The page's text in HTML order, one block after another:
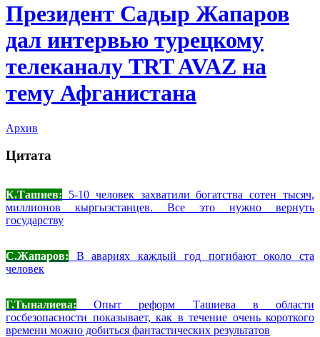
Президент Садыр Жапаров
дал интервью турецкому
телеканалу TRT AVAZ на
тему Афганистана
Архив
Цитата
К.Ташиев: 5-10 человек захватили богатства сотен тысяч,
миллионов кыргызстанцев. Все это нужно вернуть
государству
С.Жапаров: В авариях каждый год погибают около ста
человек
Г.Тыналиева: Опыт реформ Ташиева в области
госбезопасности показывает, как в течение очень короткого
времени можно добиться фантастических результатов